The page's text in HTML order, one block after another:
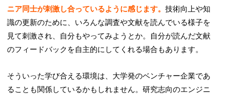
ニア同士が刺激し合っているように感じます。技術向上や知
識の更新のために、いろんな調査や文献を読んでいる様子を
見て刺激され、自分もやってみようとか。自分が読んだ文献
のフィードバックを自主的にしてくれる場合もあります。
そういった学び合える環境は、大学発のベンチャー企業であ
ることも関係しているかもしれません。研究志向のエンジニ